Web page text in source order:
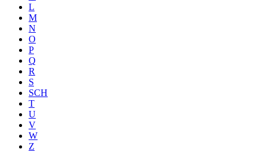
L
M
N
O
P
Q
R
S
SCH
T
U
V
W
Z